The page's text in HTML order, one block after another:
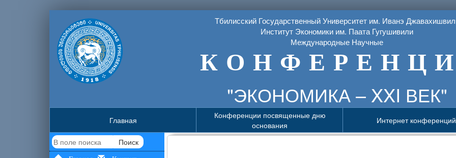
Тбилисский Государственный Университет им. Иванэ
Институт Экономики им. Паата Гугушивили
Международные Научные
К О Н Ф Е Р Е Н Ц
"ЭКОНОМИКА – XXI ВЕК"
Главная
Конференции посвященные дню
основания
Интернет конференций
Поиск